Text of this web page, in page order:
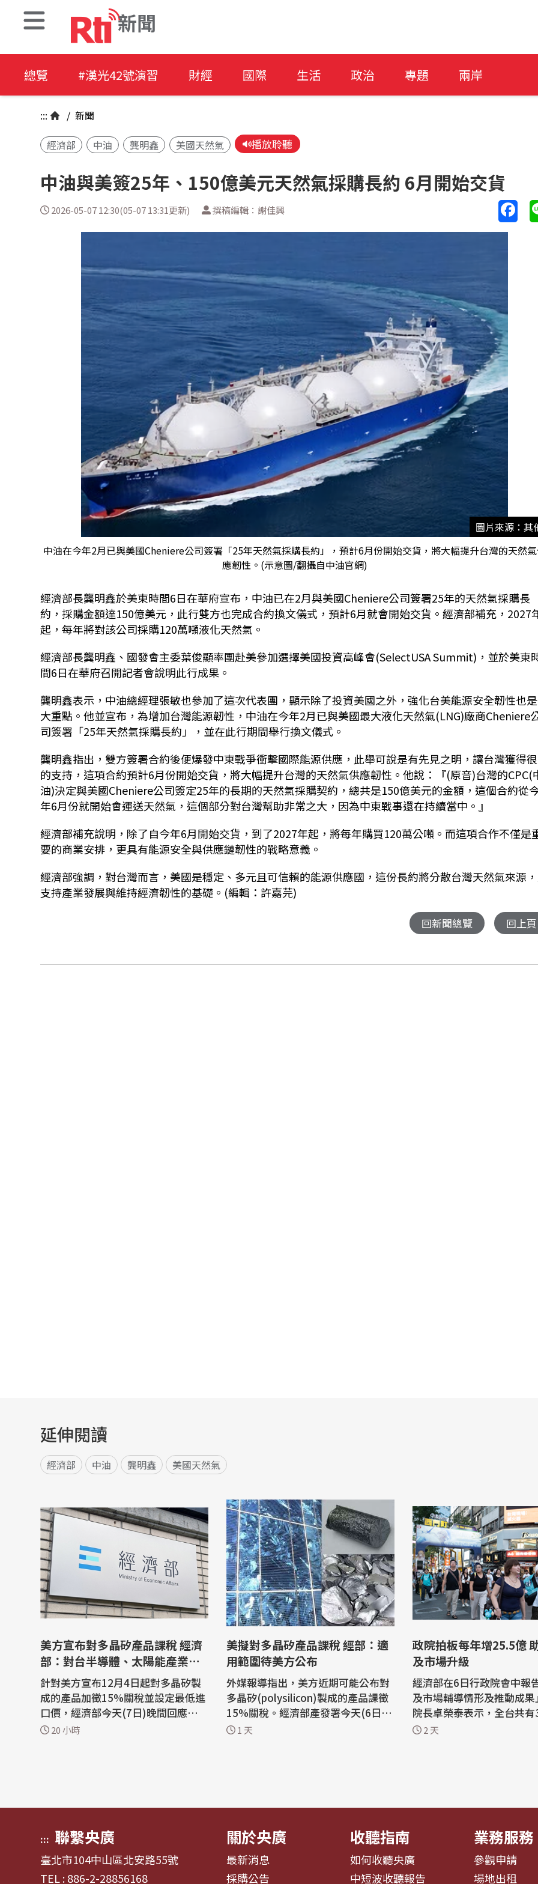
新聞
總覽 #漢光42號演習 財經 國際 生活 政治 專題 兩岸
::: / 新聞
經濟部 中油 龔明鑫 美國天然氣 播放聆聽
中油與美簽25年、150億美元天然氣採購長約 6月開始交貨
2026-05-07 12:30(05-07 13:31更新) 撰稿編輯：謝佳興
圖片來源：其
中油在今年2月已與美國Cheniere公司簽署「25年天然氣採購長約」，預計6月份開始交貨，將大幅提升台灣的天然
應韌性。(示意圖/翻攝自中油官網)
經濟部長龔明鑫於美東時間6日在華府宣布，中油已在2月與美國Cheniere公司簽署25年的天然氣採購長
約，採購金額達150億美元，此行雙方也完成合約換文儀式，預計6月就會開始交貨。經濟部補充，2027
起，每年將對該公司採購120萬噸液化天然氣。
經濟部長龔明鑫、國發會主委葉俊顯率團赴美參加選擇美國投資高峰會(SelectUSA Summit)，並於美東
間6日在華府召開記者會說明此行成果。
龔明鑫表示，中油總經理張敏也參加了這次代表團，顯示除了投資美國之外，強化台美能源安全韌性也
大重點。他並宣布，為增加台灣能源韌性，中油在今年2月已與美國最大液化天然氣(LNG)廠商Cheniere
司簽署「25年天然氣採購長約」，並在此行期間舉行換文儀式。
龔明鑫指出，雙方簽署合約後便爆發中東戰爭衝擊國際能源供應，此舉可說是有先見之明，讓台灣獲得
的支持，這項合約預計6月份開始交貨，將大幅提升台灣的天然氣供應韌性。他說：『(原音)台灣的CPC(
油)決定與美國Cheniere公司簽定25年的長期的天然氣採購契約，總共是150億美元的金額，這個合約從
年6月份就開始會運送天然氣，這個部分對台灣幫助非常之大，因為中東戰事還在持續當中。』
經濟部補充說明，除了自今年6月開始交貨，到了2027年起，將每年購買120萬公噸。而這項合作不僅是
要的商業安排，更具有能源安全與供應鏈韌性的戰略意義。
經濟部強調，對台灣而言，美國是穩定、多元且可信賴的能源供應國，這份長約將分散台灣天然氣來源
支持產業發展與維持經濟韌性的基礎。(編輯：許嘉芫)
回新聞總覽 回上頁
延伸閱讀
經濟部 中油 龔明鑫 美國天然氣
美方宣布對多晶矽產品課稅 經濟
部：對台半導體、太陽能產業衝
擊有限
針對美方宣布12月4日起對多晶矽製
成的產品加徵15%關稅並設定最低進
口價，經濟部今天(7日)晚間回應，對
產業衝擊有限。經濟部分析，在半導
20 小時
美擬對多晶矽產品課稅 經部：適
用範圍待美方公布
外媒報導指出，美方近期可能公布對
多晶矽(polysilicon)製成的產品課徵
15%關稅。經濟部產發署今天(6日)
傍晚回應，依照外媒揭露資訊，此項
1 天
政院拍板每年增25.5億
及市場升級
經濟部在6日行政院會中報
及市場輔導情形及推動成
院長卓榮泰表示，全台共
圈及1,030處市場、夜市，
2 天
::: 聯繫央廣
臺北市104中山區北安路55號
TEL : 886-2-28856168
關於央廣
最新消息
採購公告
收聽指南
如何收聽央廣
中短波收聽報告
業務服務
參觀申請
場地出租